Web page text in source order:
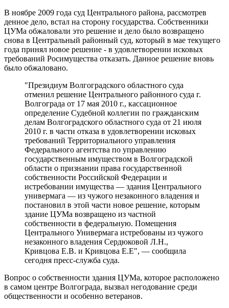
В ноябре 2009 года суд Центрального района, рассмотрев
денное дело, встал на сторону государства. Собственники
ЦУМа обжаловали это решение и дело было возвращено
снова в Центральный районный суд, который в мае текущего
года принял новое решение - в удовлетворении исковых
требований Росимущества отказать. Данное решение вновь
было обжаловано.
"Президиум Волгоградского областного суда
отменил решение Центрального районного суда г.
Волгограда от 17 мая 2010 г., кассационное
определение Судебной коллегии по гражданским
делам Волгоградского областного суда от 21 июля
2010 г. в части отказа в удовлетворении исковых
требований Территориального управления
Федерального агентства по управлению
государственным имуществом в Волгоградской
области о признании права государственной
собственности Российской Федерации и
истребовании имущества — здания Центрального
универмага — из чужого незаконного владения и
постановил в этой части новое решение, которым
здание ЦУМа возвращено из частной
собственности в федеральную. Помещения
Центрального Универмага истребованы из чужого
незаконного владения Сердюковой Л.Н.,
Кривцова Е.В. и Кривцова Е.Е", — сообщила
сегодня пресс-служба суда.
Вопрос о собственности здания ЦУМа, которое расположено
в самом центре Волгограда, вызвал негодование среди
общественности и особенно ветеранов.